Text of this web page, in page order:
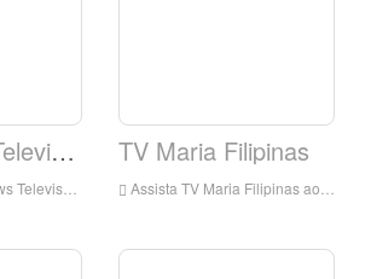
Dzrh News Television
News Television Watch Live TV de Filipinas
TV Maria Filipinas
Assista TV Maria Filipinas ao vivo, Televisão Maria Filipinas HD Live Streaming, TV Maria Filipinas Assista ao vivo TV de Filipinas